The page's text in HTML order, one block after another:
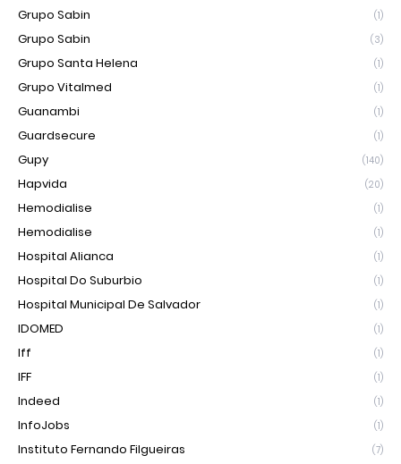
Grupo Sabin (1)
Grupo Sabin (3)
Grupo Santa Helena (1)
Grupo Vitalmed (1)
Guanambi (1)
Guardsecure (1)
Gupy (140)
Hapvida (20)
Hemodialise (1)
Hemodialise (1)
Hospital Alianca (1)
Hospital Do Suburbio (1)
Hospital Municipal De Salvador (1)
IDOMED (1)
Iff (1)
IFF (1)
Indeed (1)
InfoJobs (1)
Instituto Fernando Filgueiras (7)